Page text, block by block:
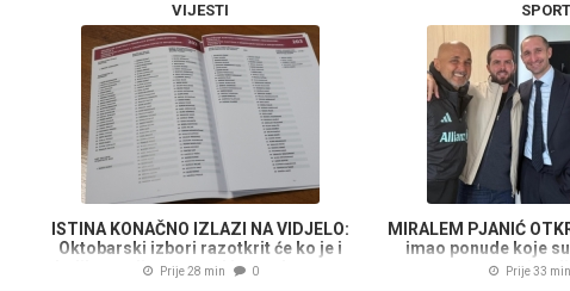
VIJESTI
ISTINA KONAČNO IZLAZI NA VIDJELO:
Oktobarski izbori razotkrit će ko je i
koliko godina unazad krao glasove u
Prije 28 min 0
SPORT
MIRALEM PJANIĆ
imao ponude koje
veće,
Prije 33 min